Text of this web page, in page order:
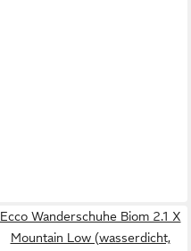
Ecco Wanderschuhe Biom 2.1 X
Mountain Low (wasserdicht,